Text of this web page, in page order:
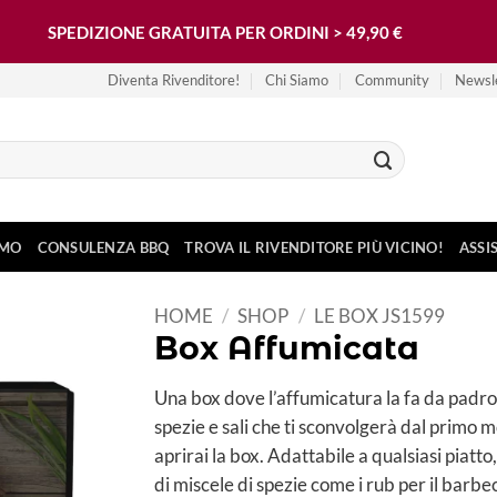
Diventa Rivenditore! Chi Siamo Community
CONSULENZA BBQ TROVA IL RIVENDITORE PIÙ VICINO!
HOME / SHOP / LE BOX JS1599
Box Affumicata
Una box dove l’affumicatura la fa da
spezie e sali che ti sconvolgerà dal primo
aprirai la box. Adattabile a qualsiasi
di miscele di spezie come i rub per il
SPEDIZIONE GRATUITA PER ORDINI > 49,90 €